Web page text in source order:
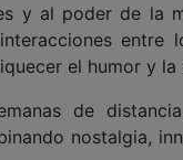
y al poder de la
el humor y
de
nostalgia,